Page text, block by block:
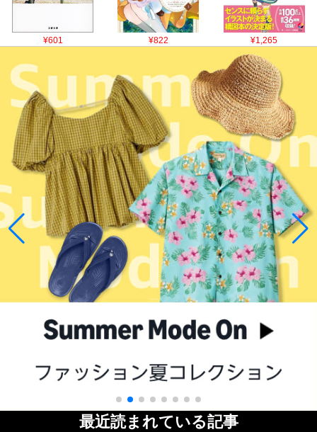
¥601 ¥822 ¥1,265
最近読まれている記事